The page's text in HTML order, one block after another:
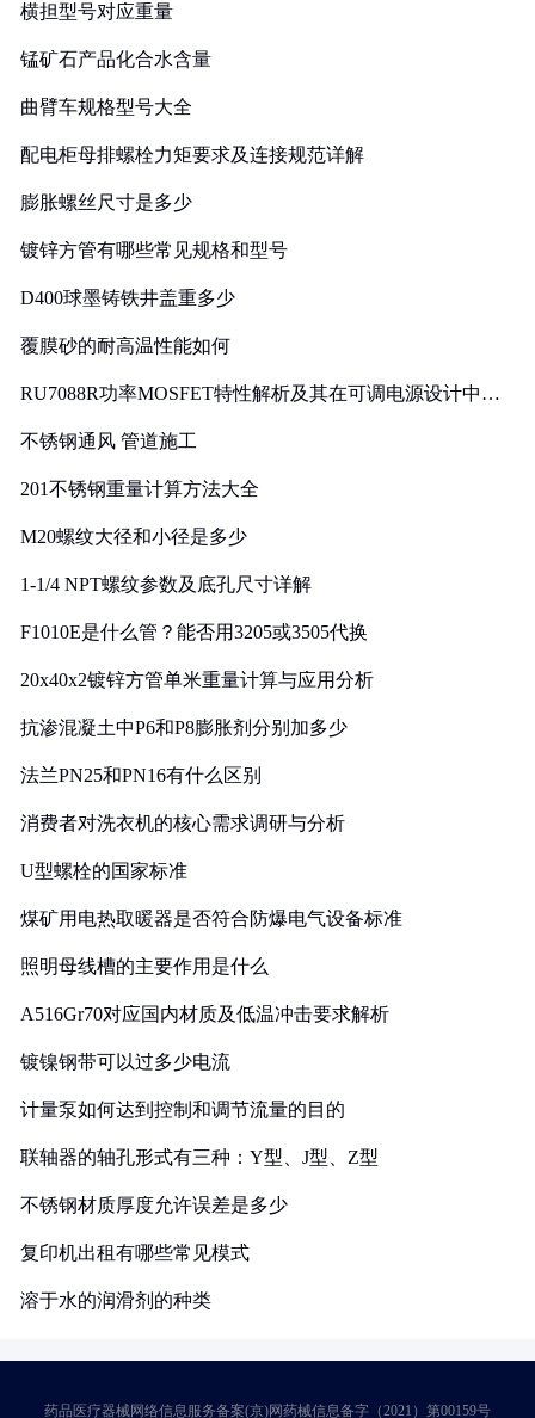
横担型号对应重量
锰矿石产品化合水含量
曲臂车规格型号大全
配电柜母排螺栓力矩要求及连接规范详解
膨胀螺丝尺寸是多少
镀锌方管有哪些常见规格和型号
D400球墨铸铁井盖重多少
覆膜砂的耐高温性能如何
RU7088R功率MOSFET特性解析及其在可调电源设计中的
不锈钢通风 管道施工
201不锈钢重量计算方法大全
M20螺纹大径和小径是多少
1-1/4 NPT螺纹参数及底孔尺寸详解
F1010E是什么管？能否用3205或3505代换
20x40x2镀锌方管单米重量计算与应用分析
抗渗混凝土中P6和P8膨胀剂分别加多少
法兰PN25和PN16有什么区别
消费者对洗衣机的核心需求调研与分析
U型螺栓的国家标准
煤矿用电热取暖器是否符合防爆电气设备标准
照明母线槽的主要作用是什么
A516Gr70对应国内材质及低温冲击要求解析
镀镍钢带可以过多少电流
计量泵如何达到控制和调节流量的目的
联轴器的轴孔形式有三种：Y型、J型、Z型
不锈钢材质厚度允许误差是多少
复印机出租有哪些常见模式
溶于水的润滑剂的种类
药品医疗器械网络信息服务备案(京)网药械信息备字（2021）第00159号